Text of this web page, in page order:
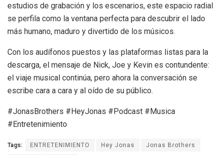
estudios de grabación y los escenarios, este espacio radial
se perfila como la ventana perfecta para descubrir el lado
más humano, maduro y divertido de los músicos.
Con los audífonos puestos y las plataformas listas para la
descarga, el mensaje de Nick, Joe y Kevin es contundente:
el viaje musical continúa, pero ahora la conversación se
escribe cara a cara y al oído de su público.
#JonasBrothers #HeyJonas #Podcast #Musica
#Entretenimiento
Tags: ENTRETENIMIENTO Hey Jonas
Jonas Brothers